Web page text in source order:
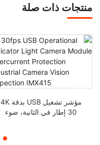
منتجات ذات صلة
مؤشر تشغيل USB بدقة 4K
30 إطار في الثانية، ضوء